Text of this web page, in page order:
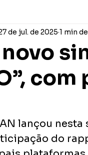
de jul. de 2025 1 min
lançou nesta
do